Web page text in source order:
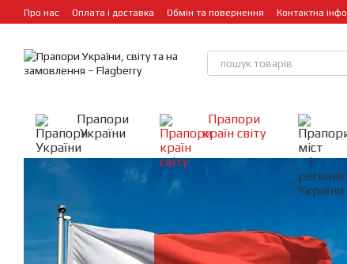
Перейти до основного контенту
Про нас Оплата і доставка Обмін та повернення Контактна
Прапори
України
Прапори
країн світу